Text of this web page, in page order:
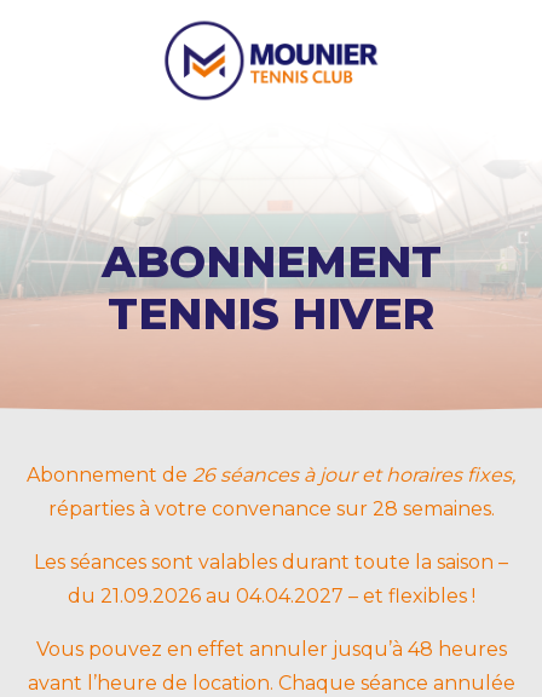
ABONNEMENT
TENNIS HIVER
Abonnement de 26 séances à jour et horaires fixes,
réparties à votre convenance sur 28 semaines.
Les séances sont valables durant toute la saison –
du 21.09.2026 au 04.04.2027 – et flexibles !
Vous pouvez en effet annuler jusqu’à 48 heures
avant l’heure de location. Chaque séance annulée